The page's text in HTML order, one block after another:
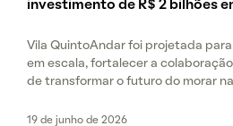
investimento de R$ 2 bilhões
Vila QuintoAndar foi projetada
em escala, fortalecer a
de transformar o futuro do morar
19 de junho de 2026